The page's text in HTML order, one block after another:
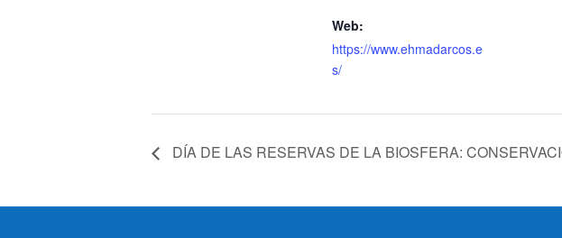
Web:
https://www.ehmadarcos.e
s/
DÍA DE LAS RESERVAS DE LA BIOSFERA: